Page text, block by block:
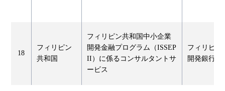
18
フィリピン
共和国
フィリピン共和国中小企業
開発金融プログラム（ISSEP
II）に係るコンサルタントサ
ービス
フィリピン
開発銀行